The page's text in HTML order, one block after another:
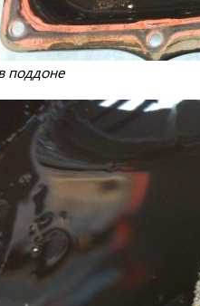
поддоне